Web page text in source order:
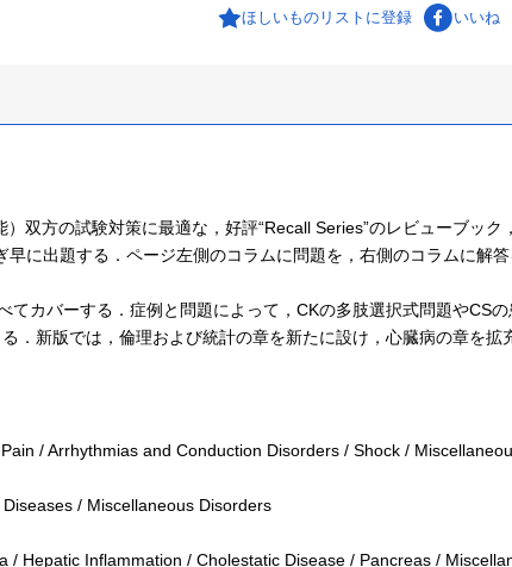
ほしいものリストに登録 いいね
双方の試験対策に最適な，好評“Recall Series”のレビューブック
に出題する．ページ左側のコラムに問題を，右側のコラムに解
てカバーする．症例と問題によって，CKの多肢選択式問題やCS
．新版では，倫理および統計の章を新たに設け，心臓病の章を拡
/ Arrhythmias and Conduction Disorders / Shock /
/ Miscellaneous Disorders
/ Hepatic Inflammation / Cholestatic Disease / Pancreas /